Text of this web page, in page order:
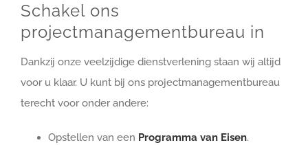
Schakel ons
projectmanagementbureau in
Dankzij onze veelzijdige dienstverlening staan wij altijd
voor u klaar. U kunt bij ons projectmanagementbureau
terecht voor onder andere:
Opstellen van een Programma van Eisen.